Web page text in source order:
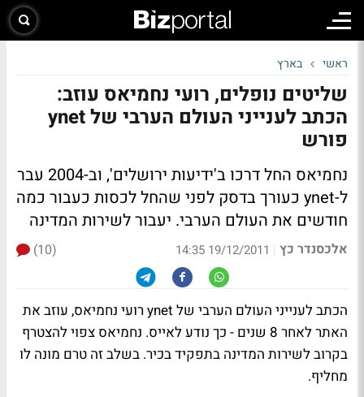
ראשי בארץ
שליטים נופלים, רועי נחמיאס עוזב:
הכתב לענייני העולם הערבי של ynet
פורש
נחמיאס החל דרכו ב'ידיעות ירושלים', וב-2004 עבר
ל-ynet כעורך בדסק לפני שהחל לכסות כעבור כמה
חודשים את העולם הערבי. יעבור לשירות המדינה
אלכסנדר כץ |
19/12/2011 14:35
(10)
הכתב לענייני העולם הערבי של ynet רועי נחמיאס, עוזב את
האתר לאחר 8 שנים - כך נודע לאייס. נחמיאס צפוי להצטרף
בקרוב לשירות המדינה בתפקיד בכיר. בשלב זה טרם מונה לו
מחליף.